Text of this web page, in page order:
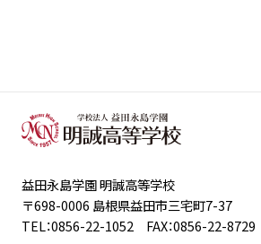
益田永島学園 明誠高等学校
〒698-0006 島根県益田市三宅町7-37
TEL：0856-22-1052 FAX：0856-22-8729